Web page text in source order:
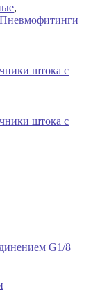
,
Пневмофитинги
штока с
штока с
G1/8